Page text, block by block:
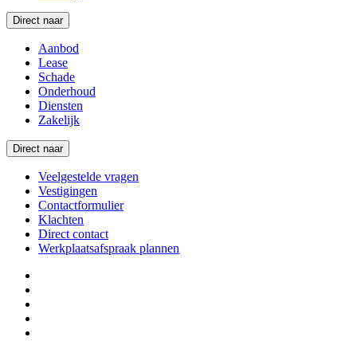
Direct naar
Aanbod
Lease
Schade
Onderhoud
Diensten
Zakelijk
Direct naar
Veelgestelde vragen
Vestigingen
Contactformulier
Klachten
Direct contact
Werkplaatsafspraak plannen